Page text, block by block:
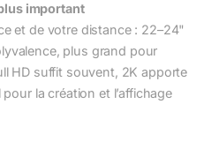
important
et de votre distance : 22–24"
plus grand pour
HD suffit souvent, 2K apporte
la création et l’affichage